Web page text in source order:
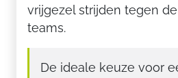
vrijgezel strijden tegen
teams.
De ideale keuze voor